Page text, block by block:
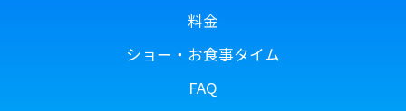
料金
ショー・お食事タイム
FAQ